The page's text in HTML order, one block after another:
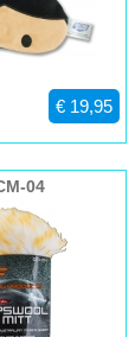
€ 19,95
04